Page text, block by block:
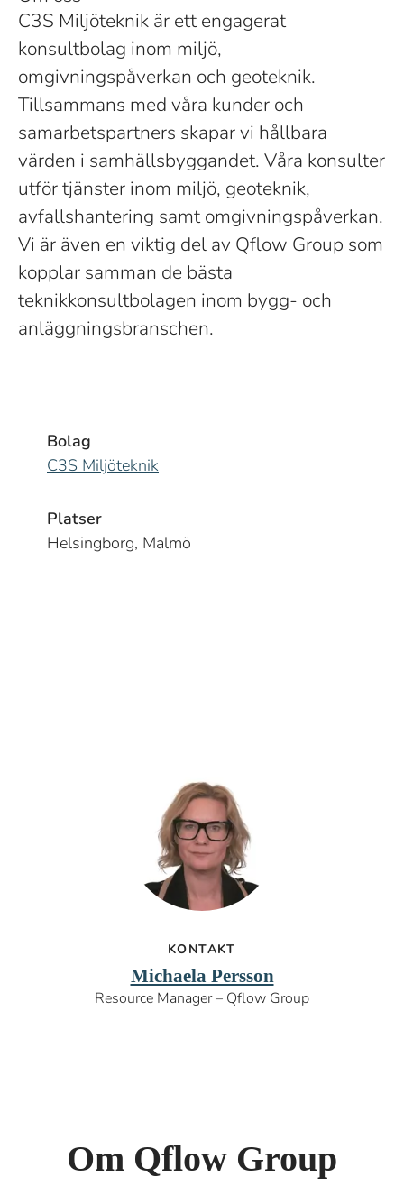
C3S Miljöteknik är ett engagerat
konsultbolag inom miljö,
omgivningspåverkan och geoteknik.
Tillsammans med våra kunder och
samarbetspartners skapar vi hållbara
värden i samhällsbyggandet. Våra konsulter
utför tjänster inom miljö, geoteknik,
avfallshantering samt omgivningspåverkan.
Vi är även en viktig del av Qflow Group som
kopplar samman de bästa
teknikkonsultbolagen inom bygg- och
anläggningsbranschen.
Bolag
C3S Miljöteknik
Platser
Helsingborg, Malmö
KONTAKT
Michaela Persson
Resource Manager – Qflow Group
Om Qflow Group